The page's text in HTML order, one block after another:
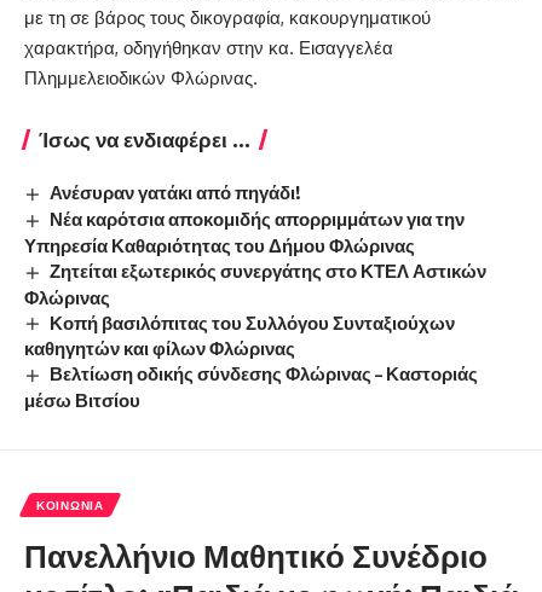
με τη σε βάρος τους δικογραφία, κακουργηματικού
χαρακτήρα, οδηγήθηκαν στην κα. Εισαγγελέα
Πλημμελειοδικών Φλώρινας.
Ίσως να ενδιαφέρει ...
Ανέσυραν γατάκι από πηγάδι!
Νέα καρότσια αποκομιδής απορριμμάτων για την
Υπηρεσία Καθαριότητας του Δήμου Φλώρινας
Ζητείται εξωτερικός συνεργάτης στο ΚΤΕΛ Αστικών
Φλώρινας
Κοπή βασιλόπιτας του Συλλόγου Συνταξιούχων
καθηγητών και φίλων Φλώρινας
Βελτίωση οδικής σύνδεσης Φλώρινας – Καστοριάς
μέσω Βιτσίου
ΚΟΙΝΩΝΊΑ
Πανελλήνιο Μαθητικό Συνέδριο